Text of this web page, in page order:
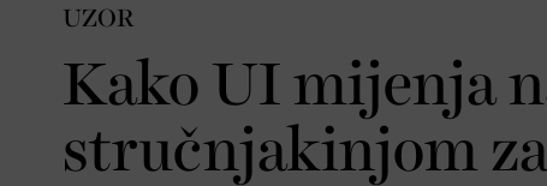
UZOR
Kako UI mijenja
stručnjakinjom